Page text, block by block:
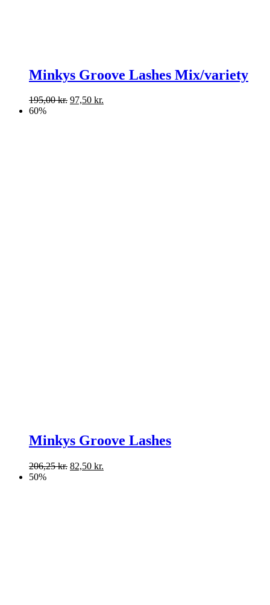
Minkys Groove Lashes Mix/variety
195,00kr. 97,50 kr.
60%
Minkys Groove Lashes
206,25kr. 82,50 kr.
50%